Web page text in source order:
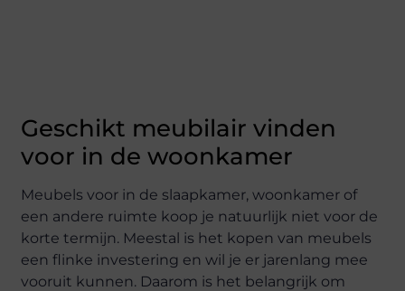
Geschikt meubilair vinden
voor in de woonkamer
Meubels voor in de slaapkamer, woonkamer of
een andere ruimte koop je natuurlijk niet voor de
korte termijn. Meestal is het kopen van meubels
een flinke investering en wil je er jarenlang mee
vooruit kunnen. Daarom is het belangrijk om